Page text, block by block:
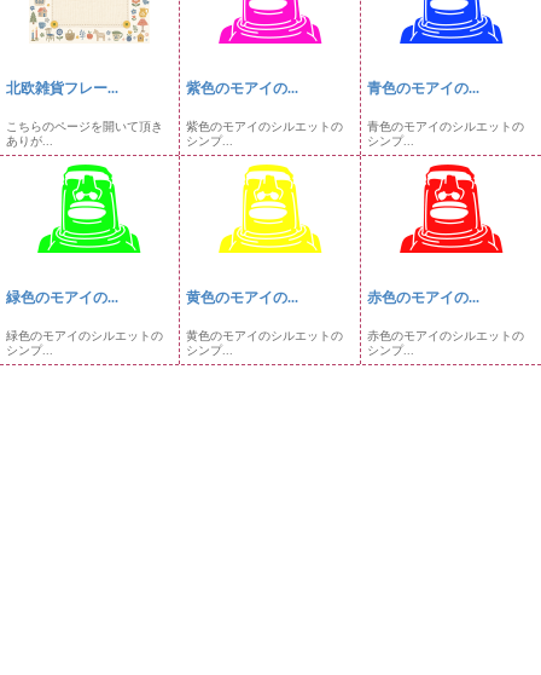
北欧雑貨フレー...
こちらのページを開いて頂き
ありが...
紫色のモアイの...
紫色のモアイのシルエットの
シンプ...
青色のモアイの...
青色のモアイのシルエットの
シンプ...
緑色のモアイの...
緑色のモアイのシルエットの
シンプ...
黄色のモアイの...
黄色のモアイのシルエットの
シンプ...
赤色のモアイの...
赤色のモアイのシルエットの
シンプ...